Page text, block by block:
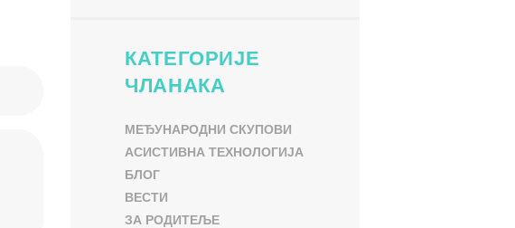
КАТЕГОРИЈЕ
ЧЛАНАКА
МЕЂУНАРОДНИ СКУПОВИ
АСИСТИВНА ТЕХНОЛОГИЈА
БЛОГ
ВЕСТИ
ЗА РОДИТЕЉЕ